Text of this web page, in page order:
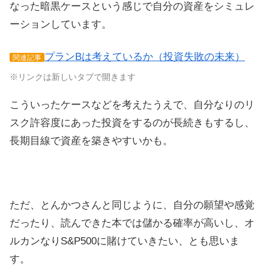
なった暗黒ケースという感じで自分の資産をシミュレ
ーションしています。
関連記事 プランBは考えているか（投資失敗の未来）
※リンクは新しいタブで開きます
こういったケースなどを考えたうえで、自分なりのリ
スク許容度にあった投資をするのが長続きもするし、
長期目線で資産を築きやすいかも。
ただ、とんかつさんと同じように、自分の願望や感覚
だったり、読んできた本では儲かる確率が高いし、オ
ルカンなりS&P500に賭けていきたい、とも思いま
す。